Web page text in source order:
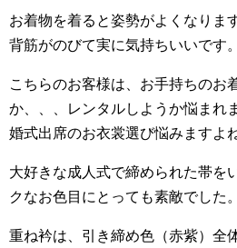
お着物を着ると姿勢がよくなりま
背筋がのびて実に気持ちいいです。
こちらのお客様は、お手持ちのお
か、、、レンタルしようか悩まれ
婚式出席のお衣裳選び悩みますよね
大好きな成人式で締められた帯を
クなお色目にとっても素敵でした。
重ね衿は、引き締め色（赤紫）全